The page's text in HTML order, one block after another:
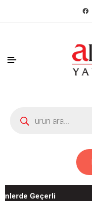
Geçerli